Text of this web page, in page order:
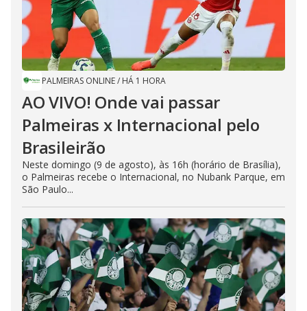
PALMEIRAS ONLINE/ HÁ 1 HORA
AO VIVO! Onde vai passar
Palmeiras x Internacional pelo
Brasileirão
Neste domingo (9 de agosto), às 16h (horário de Brasília),
o Palmeiras recebe o Internacional, no Nubank Parque, em
São Paulo...